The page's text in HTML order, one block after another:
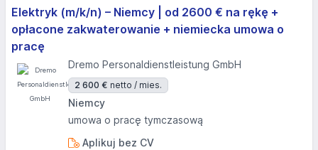
Elektryk (m/k/n) – Niemcy | od 2600 € na rękę +
opłacone zakwaterowanie + niemiecka umowa o
pracę
Dremo Personaldienstleistung GmbH
2 600 € netto / mies.
Niemcy
umowa o pracę tymczasową
Aplikuj bez CV